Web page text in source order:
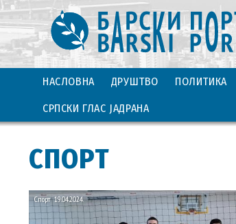
НАСЛОВНА ДРУШТВО ПОЛИТИКА
СРПСКИ ГЛАС ЈАДРАНА
СПОРТ
Спорт 19.04.2024.